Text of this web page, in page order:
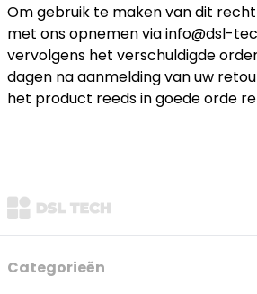
Om gebruik te maken van dit
met ons opnemen via info@dsl-
vervolgens het verschuldigde
dagen na aanmelding van uw
het product reeds in goede orde
Categorieën